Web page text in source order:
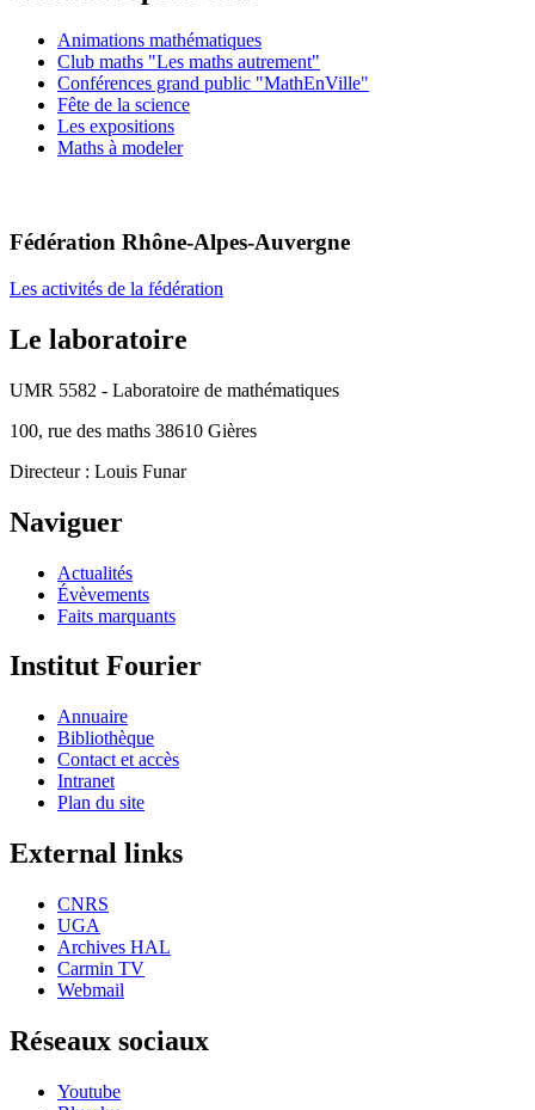
Animations mathématiques
Club maths "Les maths autrement"
Conférences grand public "MathEnVille"
Fête de la science
Les expositions
Maths à modeler
Fédération Rhône-Alpes-Auvergne
Les activités de la fédération
Le laboratoire
UMR 5582 - Laboratoire de mathématiques
100, rue des maths 38610 Gières
Directeur : Louis Funar
Naviguer
Actualités
Évèvements
Faits marquants
Institut Fourier
Annuaire
Bibliothèque
Contact et accès
Intranet
Plan du site
External links
CNRS
UGA
Archives HAL
Carmin TV
Webmail
Réseaux sociaux
Youtube